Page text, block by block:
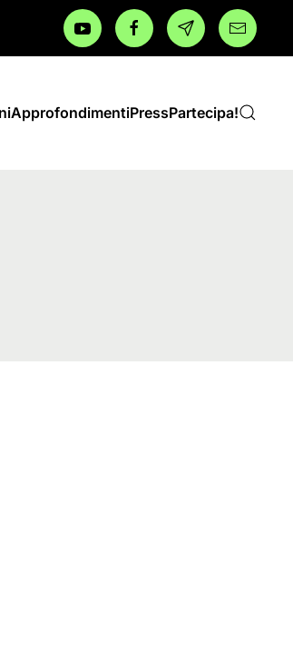
ApprofondimentiPressPartecipa!